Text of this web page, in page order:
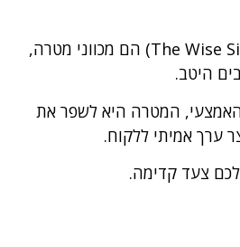
האתרים החכמים (The Wise Sites) הם מכווני מטרה,
היטב.
המטרה היא לשפר את
ערך אמיתי ללקוח.
צעד קדימה.